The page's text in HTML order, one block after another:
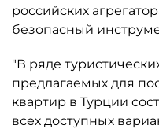
российских
безопасный
"В ряде
предлагаемых для
квартир в Турции
всех доступных